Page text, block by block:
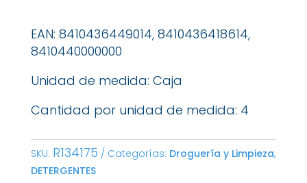
EAN: 8410436449014, 8410436418614,
8410440000000
Unidad de medida: Caja
Cantidad por unidad de medida: 4
SKU: R134175 Categorías: Droguería y Limpieza,
DETERGENTES